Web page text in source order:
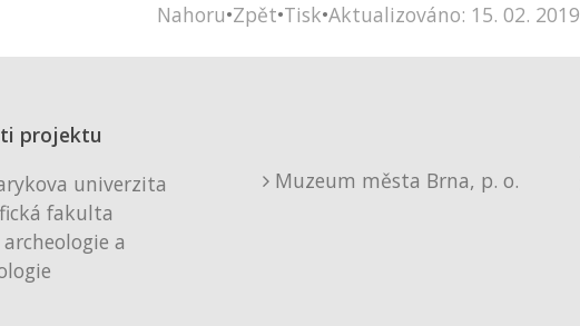
Nahoru•Zpět•Tisk•Aktualizováno: 15. 02. 2019
projektu
univerzita
fakulta
a
Muzeum města Brna, p. o.